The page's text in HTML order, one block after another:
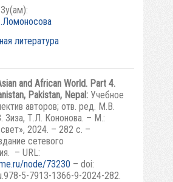
литература
and African World. Part 4.
Pakistan, Nepal: Учебное
авторов; отв. ред. М.В.
Зиза, Т.Л. Кононова. – М.:
2024. – 282 с. –
сетевого
– URL:
node/73230 – doi:
5-7913-1366-9-2024-282.